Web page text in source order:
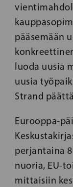
pääsemään
luoda uusia
uusia
Strand
Eurooppa-
perjantaina
nuoria, EU-
mittaisiin